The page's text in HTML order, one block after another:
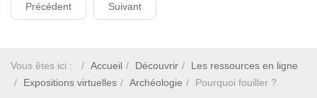
Précédent Suivant
Vous êtes ici : Accueil Découvrir
Les ressources en ligne
Expositions virtuelles
Archéologie Pourquoi fouiller ?